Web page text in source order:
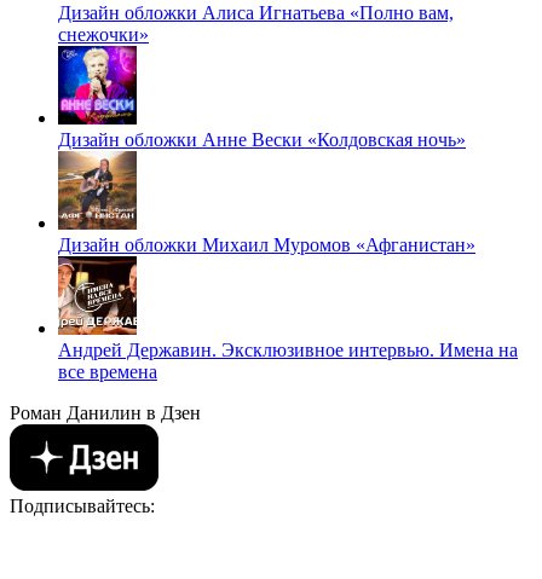
Дизайн обложки Алиса Игнатьева «Полно вам,
снежочки»
Дизайн обложки Анне Вески «Колдовская ночь»
Дизайн обложки Михаил Муромов «Афганистан»
Андрей Державин. Эксклюзивное интервью. Имена на
все времена
Роман Данилин в Дзен
Подписывайтесь: